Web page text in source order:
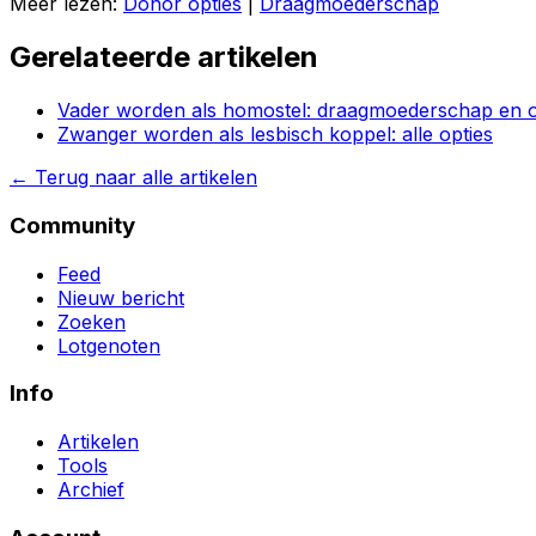
Gerelateerde artikelen
Vader worden als homostel: draagmoederschap en
Zwanger worden als lesbisch koppel: alle opties
← Terug naar alle artikelen
Community
Feed
Nieuw bericht
Zoeken
Lotgenoten
Info
Artikelen
Tools
Archief